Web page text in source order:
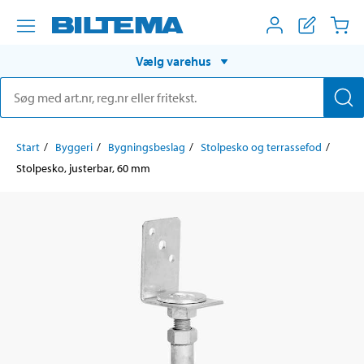
Vælg varehus
Start Byggeri Bygningsbeslag
Stolpesko og terrassefod
Stolpesko, justerbar, 60 mm